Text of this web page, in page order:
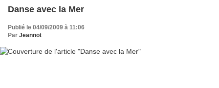
Danse avec la Mer
Publié le 04/09/2009 à 11:06
Par Jeannot